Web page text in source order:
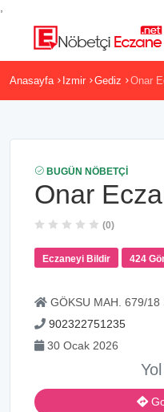
Anasayfa Izmir Gediz Onar
BUGÜN NÖBETÇI
Onar
(0)
Eczaneyi Bildir 424
GÖKSU MAH. 679/
902322751235
30 Ocak 2026